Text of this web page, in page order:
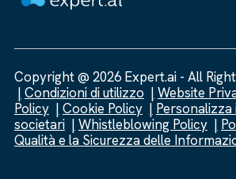
Copyright @ 2026 Expert.ai - All
Condizioni di utilizzo
Website
Policy
Cookie Policy
societari
Whistleblowing Policy
Qualità e la Sicurezza delle